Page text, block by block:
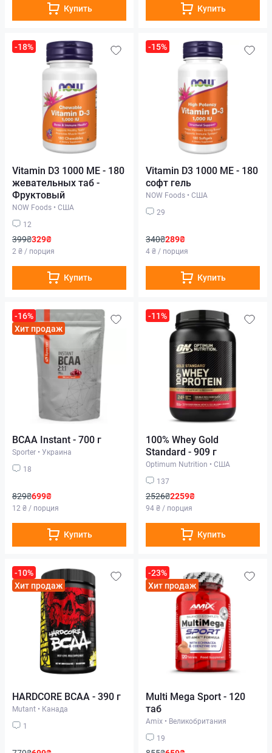
Купить Купить
-18%
Vitamin D3 1000 ME - 180
жевательных таб -
Фруктовый
NOW Foods • США
12
399₴329₴
2 ₴ / порция
Купить
-15%
Vitamin D3 1000 ME - 180
софт гель
NOW Foods • США
29
340₴289₴
4 ₴ / порция
Купить
-16%
Хит продаж
BCAA Instant - 700 г
Sporter • Украина
18
829₴699₴
12 ₴ / порция
Купить
-11%
100% Whey Gold
Standard - 909 г
Optimum Nutrition • США
137
2526₴2259₴
94 ₴ / порция
Купить
-10%
Хит продаж
HARDCORE BCAA - 390 г
Mutant • Канада
1
-23%
Хит продаж
Multi Mega Sport - 120
таб
Amix • Великобритания
19